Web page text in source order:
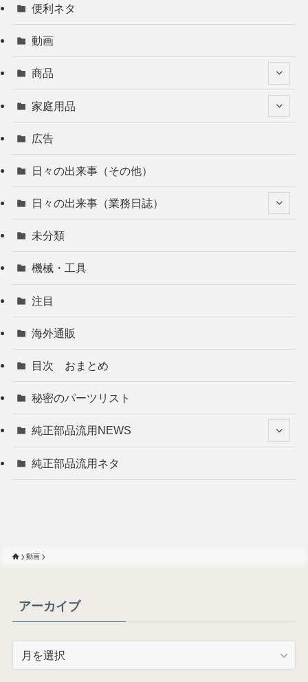
便利ネタ
動画
商品
家庭用品
広告
日々の出来事（その他）
日々の出来事（業務日誌）
未分類
機械・工具
注目
海外通販
目次 おまとめ
秘密のパーツリスト
純正部品流用NEWS
純正部品流用ネタ
動画
アーカイブ